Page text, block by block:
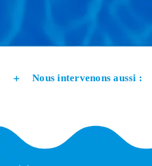
Nous intervenons aussi :